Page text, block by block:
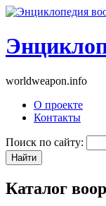
worldweapon.info
О проекте
Контакты
Поиск по сайту:
Каталог